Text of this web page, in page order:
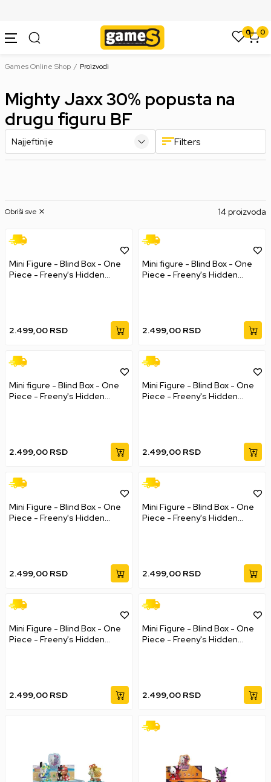
0 0
Games Online Shop Proizvodi
Mighty Jaxx 30% popusta na
drugu figuru BF
Filters
14 proizvoda
Obriši sve
Mini Figure - Blind Box - One
Piece - Freeny's Hidden
2.499,00 RSD
Mini figure - Blind Box - One
Piece - Freeny's Hidden
2.499,00 RSD
Mini figure - Blind Box - One
Piece - Freeny's Hidden
2.499,00 RSD
Mini Figure - Blind Box - One
Piece - Freeny's Hidden
2.499,00 RSD
Mini Figure - Blind Box - One
Piece - Freeny's Hidden
2.499,00 RSD
Mini Figure - Blind Box - One
Piece - Freeny's Hidden
2.499,00 RSD
Mini Figure - Blind Box - One
Piece - Freeny's Hidden
2.499,00 RSD
Mini Figure - Blind Box - One
Piece - Freeny's Hidden
2.499,00 RSD